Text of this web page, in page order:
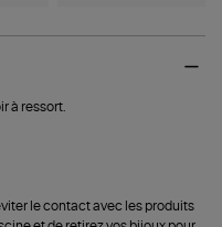
à ressort.
le contact avec les produits